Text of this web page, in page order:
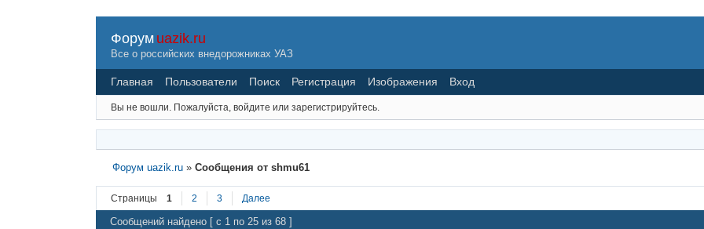
Форум uazik.ru
Все о российских внедорожниках УАЗ
Главная Пользователи Поиск Регистрация Изображения Вход
Вы не вошли. Пожалуйста, войдите или зарегистрируйтесь.
Форум uazik.ru » Сообщения от shmu61
Страницы 1 2 3 Далее
Сообщений найдено [ с 1 по 25 из 68 ]